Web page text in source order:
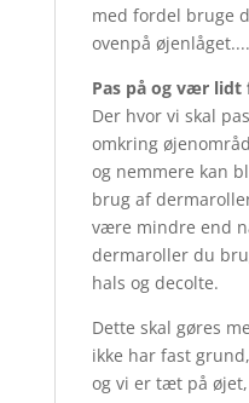
med fordel bruge
ovenpå øjenlåget....
Pas på og vær lidt
Der hvor vi skal
omkring
og nemmere kan
brug af
være mindre end
dermaroller du
hals og decolte.
Dette skal gøres
ikke har fast
og vi er tæt på